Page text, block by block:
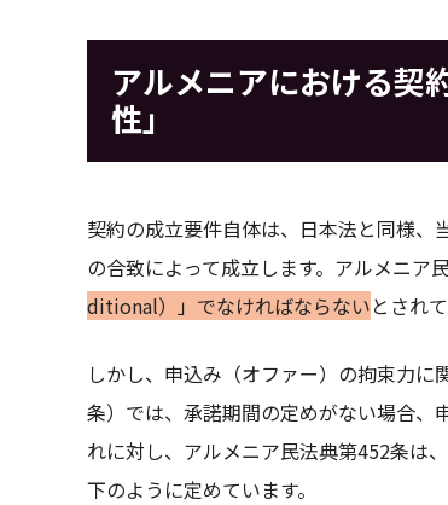
アルメニアにおける契
性」
契約の成立要件自体は、日本法と同様、
の合致によって成立します。アルメニア
ditional）」でなければならないとされ
しかし、申込み（オファー）の拘束力
条）では、承諾期間の定めがない場合、
れに対し、アルメニア民法典第452条は
下のように定めています。